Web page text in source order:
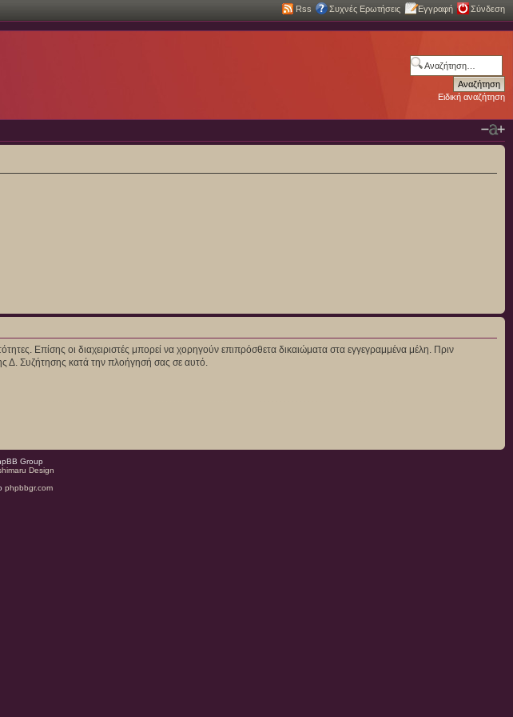
Rss Συχνές Ερωτήσεις Εγγραφή Σύνδεση
Ειδική αναζήτηση
Επίσης οι διαχειριστές μπορεί να χορηγούν επιπρόσθετα δικαιώματα στα εγγεγραμμένα μέλη. Πριν
Δ. Συζήτησης κατά την πλοήγησή σας σε αυτό.
Group
Design
phpbbgr.com